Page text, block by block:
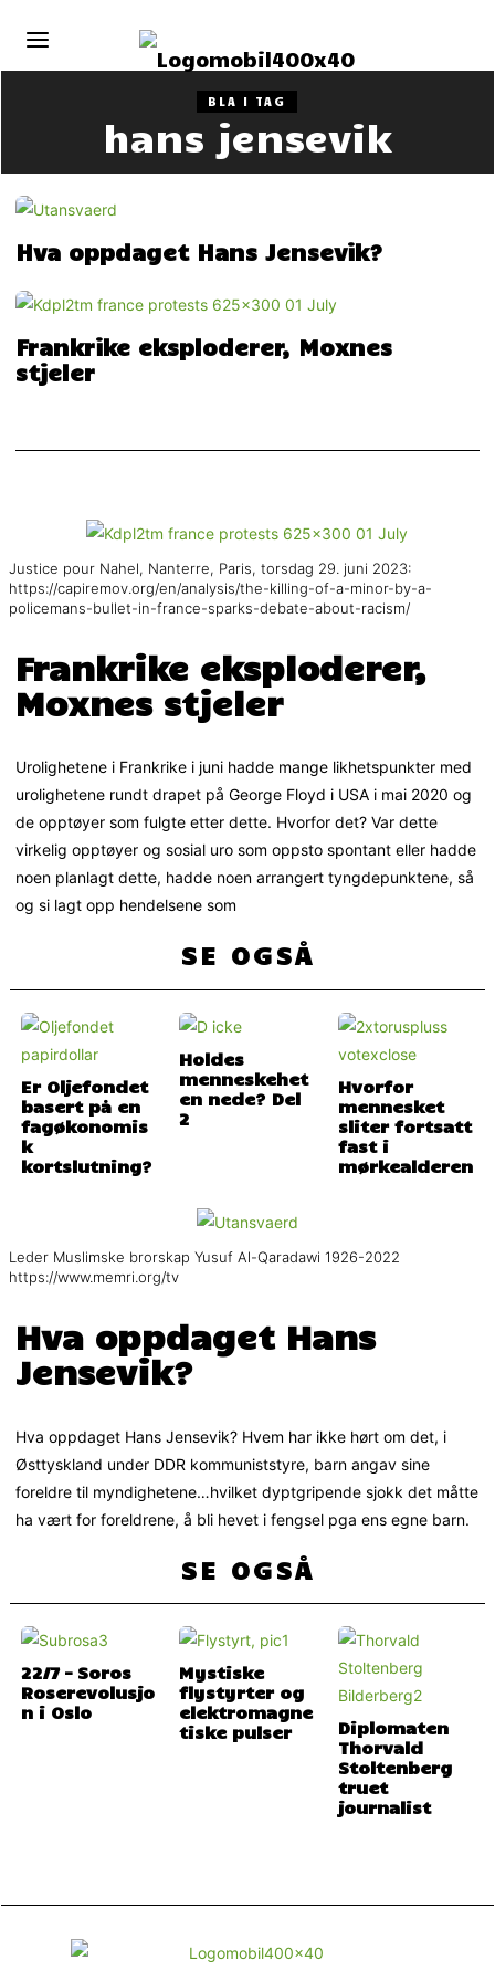
BLA I TAG
hans jensevik
Hva oppdaget Hans Jensevik?
Frankrike eksploderer, Moxnes
stjeler
Justice pour Nahel, Nanterre, Paris, torsdag 29. juni 2023:
https://capiremov.org/en/analysis/the-killing-of-a-minor-by-a-
policemans-bullet-in-france-sparks-debate-about-racism/
Frankrike eksploderer,
Moxnes stjeler
Urolighetene i Frankrike i juni hadde mange likhetspunkter med
urolighetene rundt drapet på George Floyd i USA i mai 2020 og
de opptøyer som fulgte etter dette. Hvorfor det? Var dette
virkelig opptøyer og sosial uro som oppsto spontant eller hadde
noen planlagt dette, hadde noen arrangert tyngdepunktene, så
og si lagt opp hendelsene som
SE OGSÅ
Er Oljefondet
basert på en
fagøkonomis
k
kortslutning?
Holdes
menneskehet
en nede? Del
2
Hvorfor
mennesket
sliter fortsatt
fast i
mørkealderen
Leder Muslimske brorskap Yusuf Al-Qaradawi 1926-2022
https://www.memri.org/tv
Hva oppdaget Hans
Jensevik?
Hva oppdaget Hans Jensevik? Hvem har ikke hørt om det, i
Østtyskland under DDR kommuniststyre, barn angav sine
foreldre til myndighetene…hvilket dyptgripende sjokk det måtte
ha vært for foreldrene, å bli hevet i fengsel pga ens egne barn.
SE OGSÅ
22/7 – Soros
Roserevolusjo
n i Oslo
Mystiske
flystyrter og
elektromagne
tiske pulser
Diplomaten
Thorvald
Stoltenberg
truet
journalist